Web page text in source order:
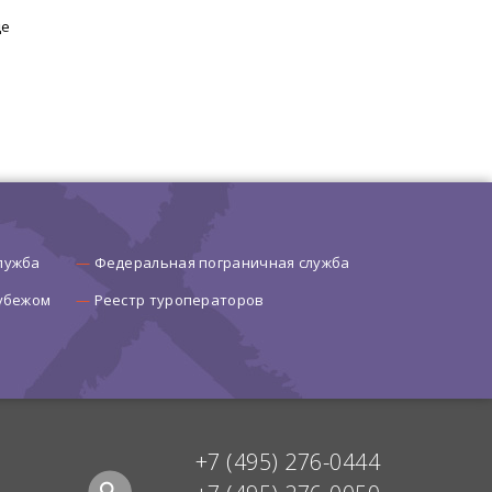
Федеральная пограничная служба
Реестр туроператоров
+7 (495) 276-0444